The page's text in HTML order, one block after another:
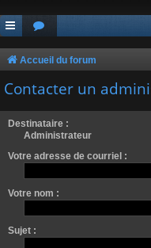
Accueil du forum
Contacter un
Destinataire :
Administrateur
Votre adresse de courriel :
Votre nom :
Sujet :